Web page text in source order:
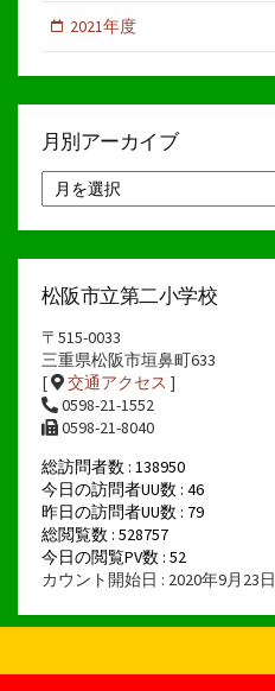
2021年度
月別アーカイブ
別
ア
イ
松阪市立第二小学校
〒515-0033
三重県松阪市垣鼻町633
[
交通アクセス ]
0598-21-1552
0598-21-8040
総訪問者数 : 138950
今日の訪問者UU数 : 46
昨日の訪問者UU数 : 79
総閲覧数 : 528757
今日の閲覧PV数 : 52
カウント開始日 : 2020年9月23日